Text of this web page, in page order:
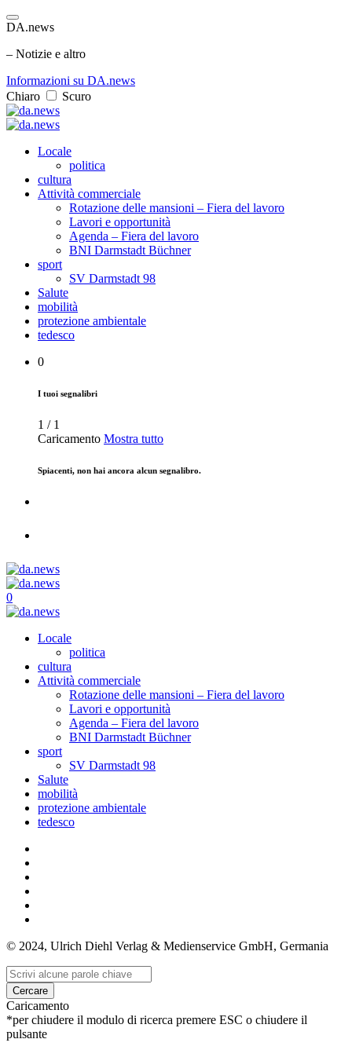
DA.news
– Notizie e altro
Informazioni su DA.news
Chiaro
Scuro
Locale
politica
cultura
Attività commerciale
Rotazione delle mansioni – Fiera del lavoro
Lavori e opportunità
Agenda – Fiera del lavoro
BNI Darmstadt Büchner
sport
SV Darmstadt 98
Salute
mobilità
protezione ambientale
tedesco
0
I tuoi segnalibri
1 / 1
Caricamento Mostra tutto
Spiacenti, non hai ancora alcun segnalibro.
0
Locale
politica
cultura
Attività commerciale
Rotazione delle mansioni – Fiera del lavoro
Lavori e opportunità
Agenda – Fiera del lavoro
BNI Darmstadt Büchner
sport
SV Darmstadt 98
Salute
mobilità
protezione ambientale
tedesco
© 2024, Ulrich Diehl Verlag & Medienservice GmbH, Germania
Cercare
Caricamento
*per chiudere il modulo di ricerca premere ESC o chiudere il
pulsante